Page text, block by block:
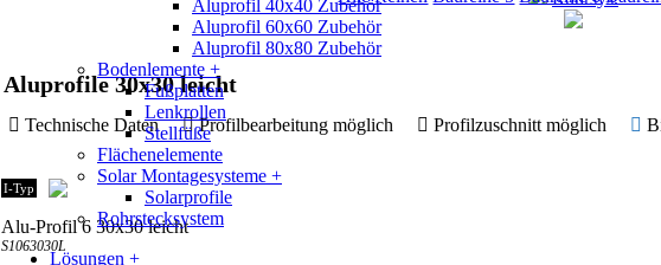
Aluprofil 40x40 Zubehör
Aluprofil 60x60 Zubehör
Aluprofil 80x80 Zubehör
Bodenlemente +
Fußplatten
Lenkrollen
Stellfüße
Flächenelemente
Solar Montagesysteme +
Solarprofile
Rohrstecksystem
Lösungen +
Aluprofile 30x30 leicht
Technische Daten Profilbearbeitung möglich Profilzuschnitt möglich
Alu-Profil 6 30x30 leicht
S1063030L
I-Typ